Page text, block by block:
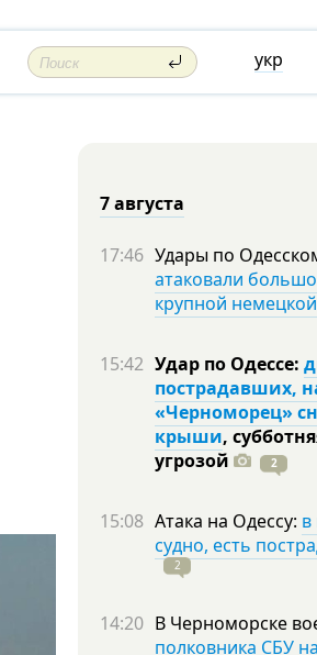
укр
7 августа
17:46 Удары по
атаковали
крупной
15:42 Удар по Одессе:
пострадавших,
«Черноморец»
крыши,
угрозой
2
15:08 Атака на Одессу: в
судно, есть
2
14:20 В Черноморске
полковника СБУ